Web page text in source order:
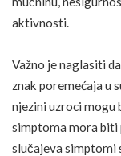
aktivnosti.
Važno je naglasiti
znak poremećaja u
njezini uzroci mogu
simptoma mora biti
slučajeva simptomi